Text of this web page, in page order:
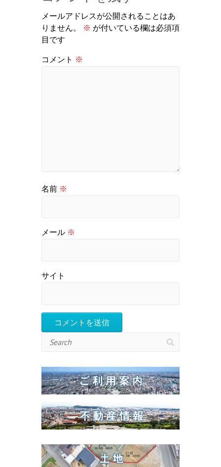
メールアドレスが公開されることはあ
りません。
※ が付いている欄は必須項
目です
コメント ※
名前 ※
メール ※
サイト
Search